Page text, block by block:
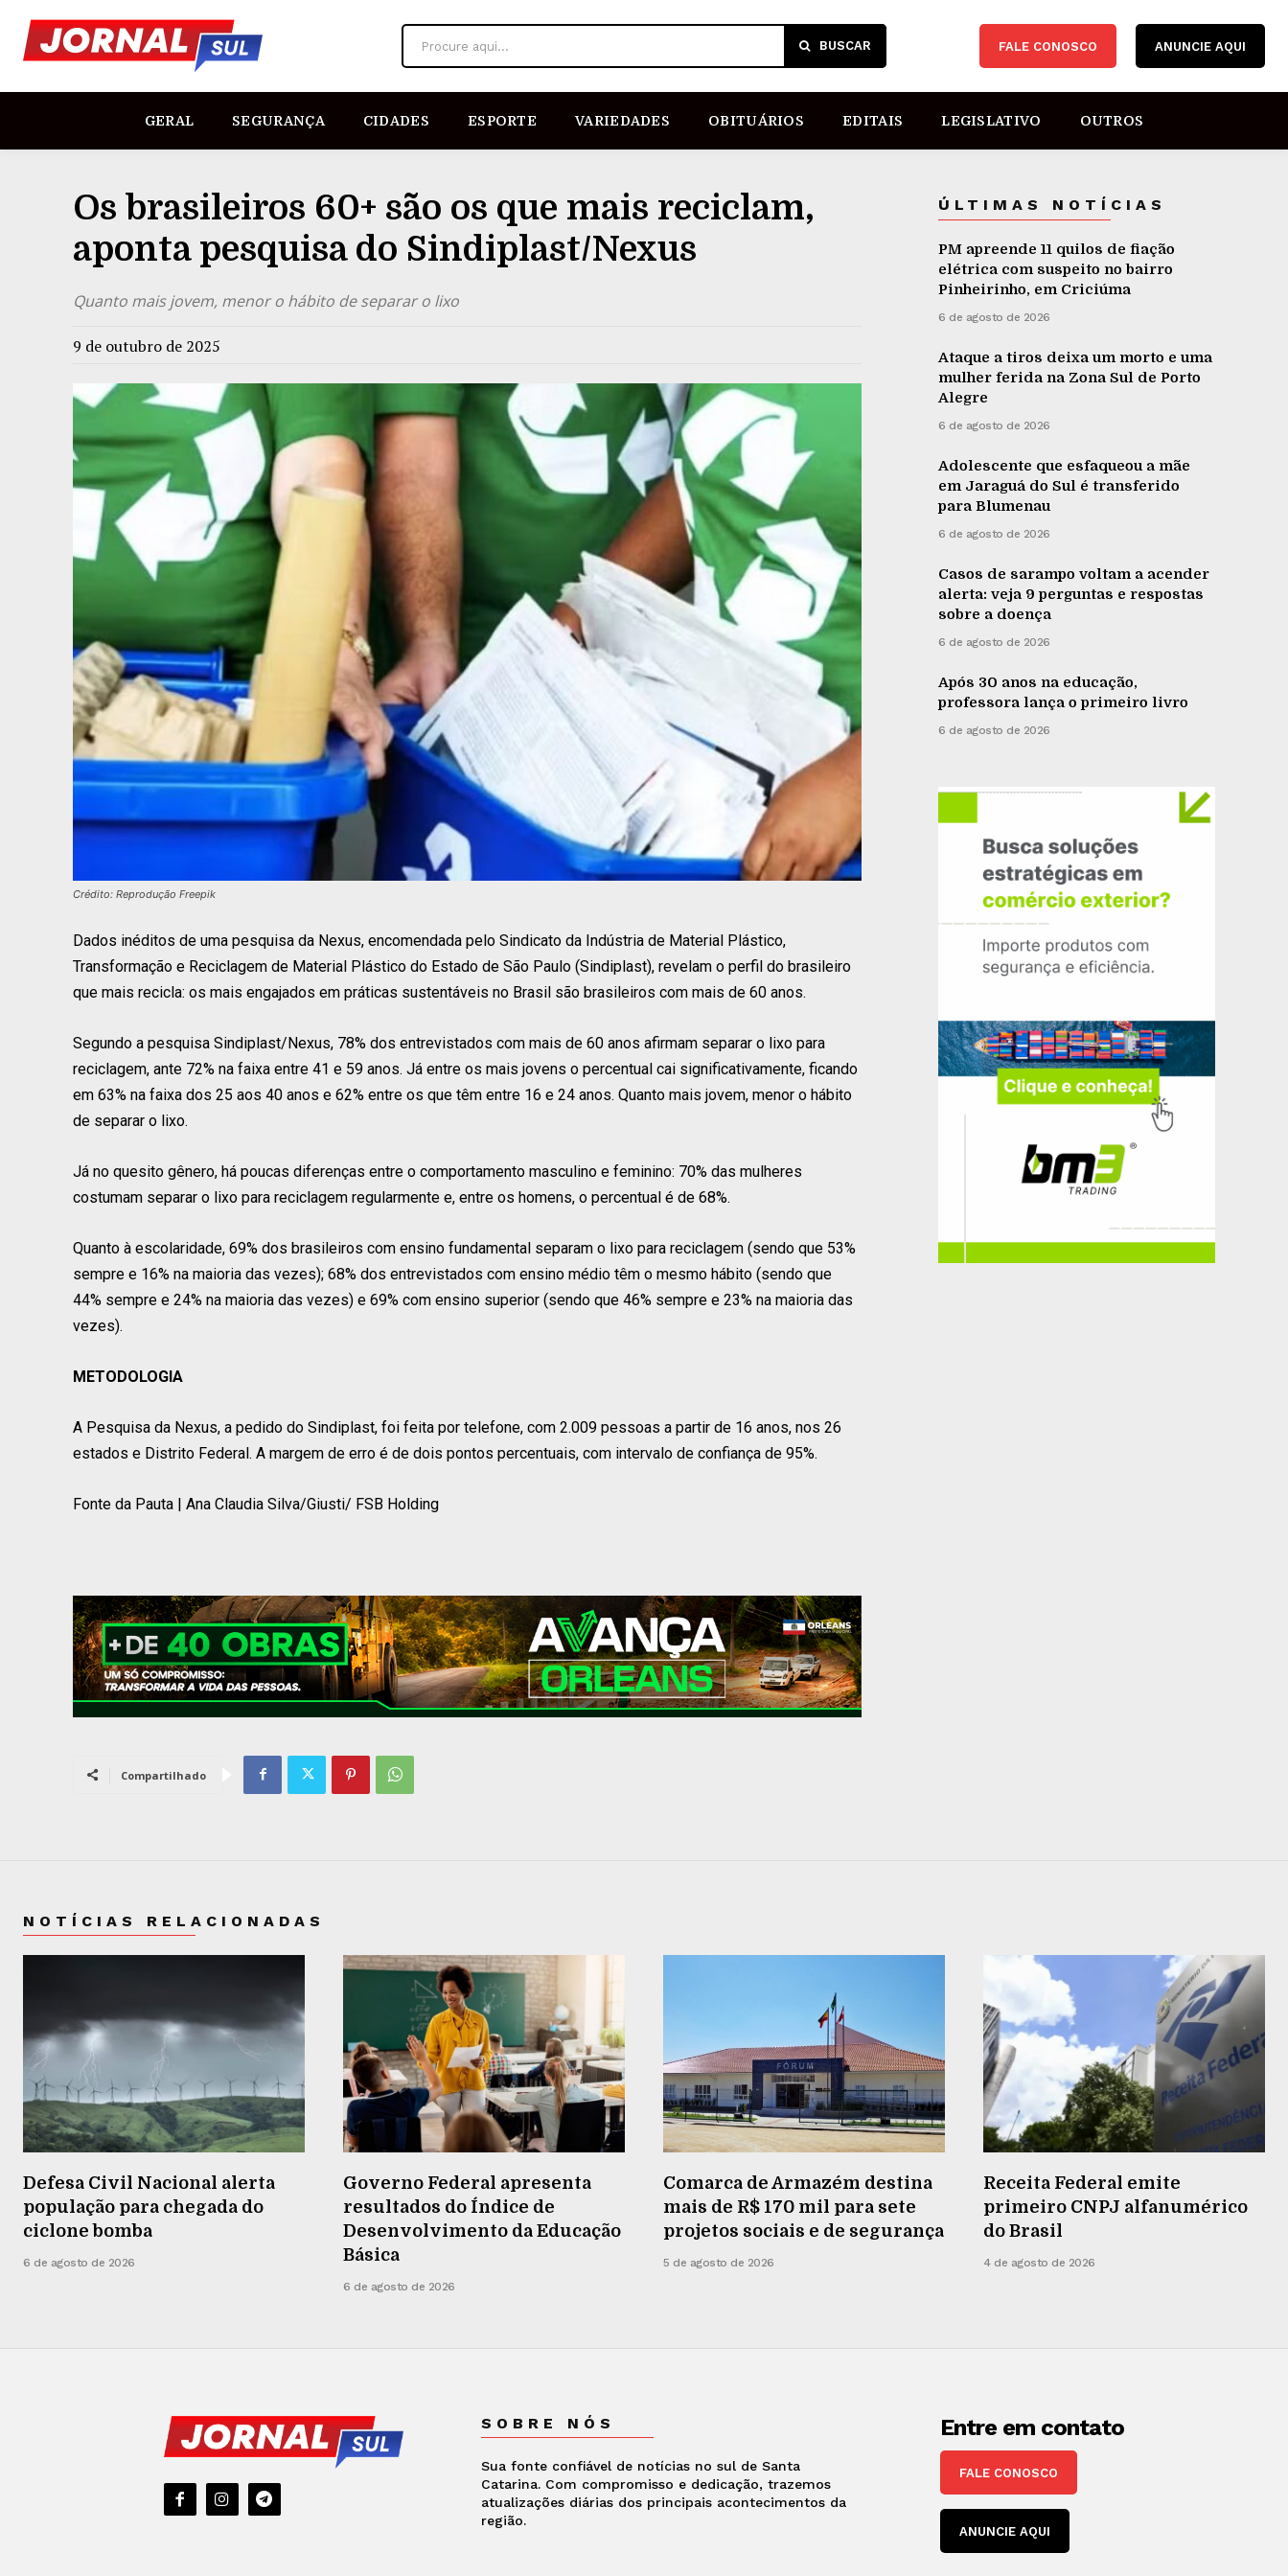
Procure aqui... BUSCAR FALE CONOSCO ANUNCIE AQUI
GERAL SEGURANÇA CIDADES ESPORTE VARIEDADES OBITUÁRIOS EDITAIS LEGISLATIVO OUTROS
Os brasileiros 60+ são os que mais reciclam,
aponta pesquisa do Sindiplast/Nexus
Quanto mais jovem, menor o hábito de separar o lixo
9 de outubro de 2025
Crédito: Reprodução Freepik
Dados inéditos de uma pesquisa da Nexus, encomendada pelo Sindicato da Indústria de Material Plástico,
Transformação e Reciclagem de Material Plástico do Estado de São Paulo (Sindiplast), revelam o perfil do brasileiro
que mais recicla: os mais engajados em práticas sustentáveis no Brasil são brasileiros com mais de 60 anos.
Segundo a pesquisa Sindiplast/Nexus, 78% dos entrevistados com mais de 60 anos afirmam separar o lixo para
reciclagem, ante 72% na faixa entre 41 e 59 anos. Já entre os mais jovens o percentual cai significativamente, ficando
em 63% na faixa dos 25 aos 40 anos e 62% entre os que têm entre 16 e 24 anos. Quanto mais jovem, menor o hábito
de separar o lixo.
Já no quesito gênero, há poucas diferenças entre o comportamento masculino e feminino: 70% das mulheres
costumam separar o lixo para reciclagem regularmente e, entre os homens, o percentual é de 68%.
Quanto à escolaridade, 69% dos brasileiros com ensino fundamental separam o lixo para reciclagem (sendo que 53%
sempre e 16% na maioria das vezes); 68% dos entrevistados com ensino médio têm o mesmo hábito (sendo que
44% sempre e 24% na maioria das vezes) e 69% com ensino superior (sendo que 46% sempre e 23% na maioria das
vezes).
METODOLOGIA
A Pesquisa da Nexus, a pedido do Sindiplast, foi feita por telefone, com 2.009 pessoas a partir de 16 anos, nos 26
estados e Distrito Federal. A margem de erro é de dois pontos percentuais, com intervalo de confiança de 95%.
Fonte da Pauta | Ana Claudia Silva/Giusti/ FSB Holding
Compartilhado
ÚLTIMAS NOTÍCIAS
PM apreende 11 quilos de fiação
elétrica com suspeito no bairro
Pinheirinho, em Criciúma
6 de agosto de 2026
Ataque a tiros deixa um morto e uma
mulher ferida na Zona Sul de Porto
Alegre
6 de agosto de 2026
Adolescente que esfaqueou a mãe
em Jaraguá do Sul é transferido
para Blumenau
6 de agosto de 2026
Casos de sarampo voltam a acender
alerta: veja 9 perguntas e respostas
sobre a doença
6 de agosto de 2026
Após 30 anos na educação,
professora lança o primeiro livro
6 de agosto de 2026
NOTÍCIAS RELACIONADAS
Defesa Civil Nacional alerta
população para chegada do
ciclone bomba
6 de agosto de 2026
Governo Federal apresenta
resultados do Índice de
Desenvolvimento da Educação
Básica
6 de agosto de 2026
Comarca de Armazém destina
mais de R$ 170 mil para sete
projetos sociais e de segurança
5 de agosto de 2026
Receita Federal emite
primeiro CNPJ alfanumérico
do Brasil
4 de agosto de 2026
SOBRE NÓS
Sua fonte confiável de notícias no sul de Santa
Catarina. Com compromisso e dedicação, trazemos
atualizações diárias dos principais acontecimentos da
região.
Entre em contato
FALE CONOSCO
ANUNCIE AQUI